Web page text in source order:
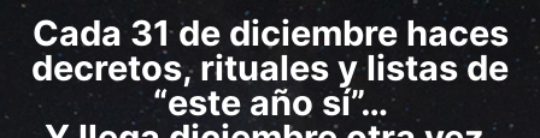
Cada 31 de diciembre haces
decretos, rituales y listas de
“este año sí”…